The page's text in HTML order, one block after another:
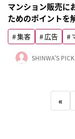
マンション販売に
ためのポイントを
集客 広告
SHINWA'S
«